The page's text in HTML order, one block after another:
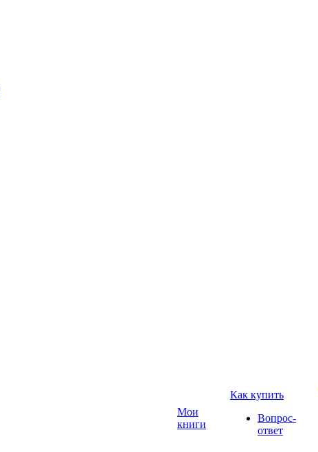
Мои
книги
Как купить
Вопрос-
ответ